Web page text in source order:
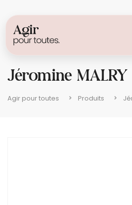
Jéromine MALRY
Agir pour toutes Produits